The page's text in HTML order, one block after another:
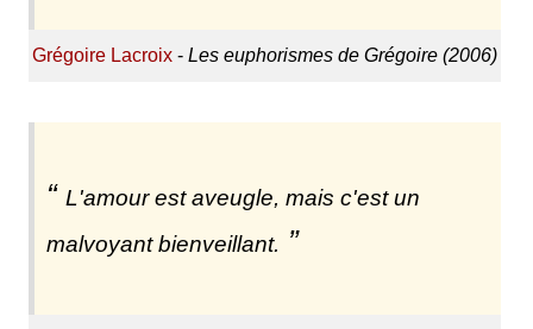
Grégoire Lacroix- Les euphorismes de Grégoire (2006)
L'amour est aveugle, mais c'est un
malvoyant bienveillant.